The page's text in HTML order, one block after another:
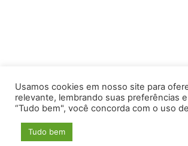
Usamos cookies em nosso site para
relevante, lembrando suas preferências
“Tudo bem", você concorda com o uso
Tudo bem